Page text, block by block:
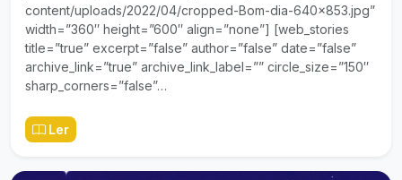
content/uploads/2022/04/cropped-Bom-dia-640×853.jpg”
width=”360″ height=”600″ align=”none”] [web_stories
title=”true” excerpt=”false” author=”false” date=”false”
archive_link=”true” archive_link_label=”” circle_size=”150″
sharp_corners=”false”…
Ler